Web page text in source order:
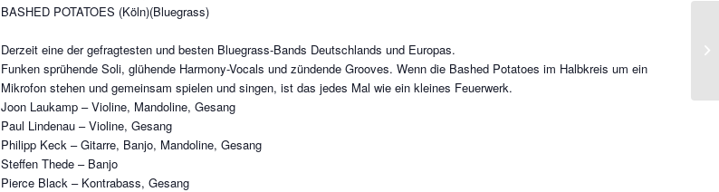
BASHED POTATOES (Köln)(Bluegrass)
Derzeit eine der gefragtesten und besten Bluegrass-Bands Deutschlands und Europas.
Funken sprühende Soli, glühende Harmony-Vocals und zündende Grooves. Wenn die Bashed Potatoes im Halbkreis um ein
Mikrofon stehen und gemeinsam spielen und singen, ist das jedes Mal wie ein kleines Feuerwerk.
Joon Laukamp – Violine, Mandoline, Gesang
Paul Lindenau – Violine, Gesang
Philipp Keck – Gitarre, Banjo, Mandoline, Gesang
Steffen Thede – Banjo
Pierce Black – Kontrabass, Gesang